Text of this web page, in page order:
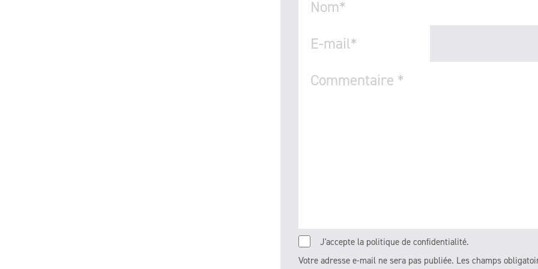
Votre adresse e-mail ne sera pas publiée. Les champs
Commentaire *
E-mail*
J'accepte la politique de confidentialité.
Nom*